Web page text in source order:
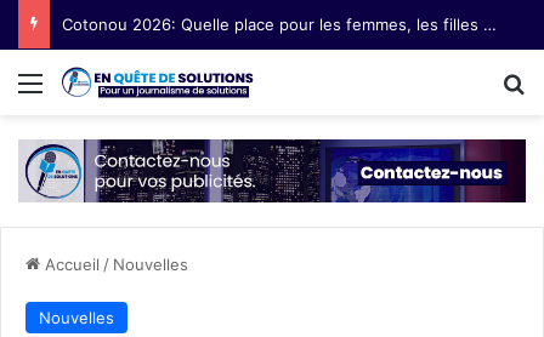
Cotonou 2026: Quelle place pour les femmes, les filles et les communautés marginalisées au Forum social mondial ?
Menu
Accueil / Nouvelles
Nouvelles